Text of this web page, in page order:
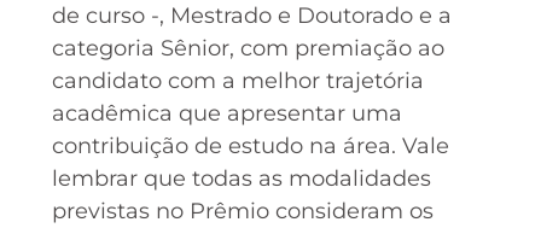
de curso -, Mestrado e Doutorado e a
categoria Sênior, com premiação ao
candidato com a melhor trajetória
acadêmica que apresentar uma
contribuição de estudo na área. Vale
lembrar que todas as modalidades
previstas no Prêmio consideram os